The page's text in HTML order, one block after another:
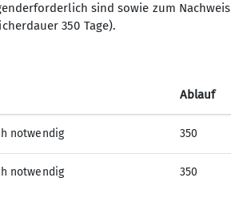
Sektion Offenbach des
63071 Offenbach am Main
Telefon +4969869085
sind sowie zum Nachweis
350 Tage).
Ablauf
notwendig 350
notwendig 350